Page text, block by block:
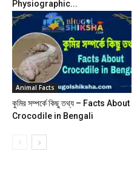
Physiographic...
Animal Facts
কুমির সম্পর্কে কিছু তথ্য – Facts About
Crocodile in Bengali